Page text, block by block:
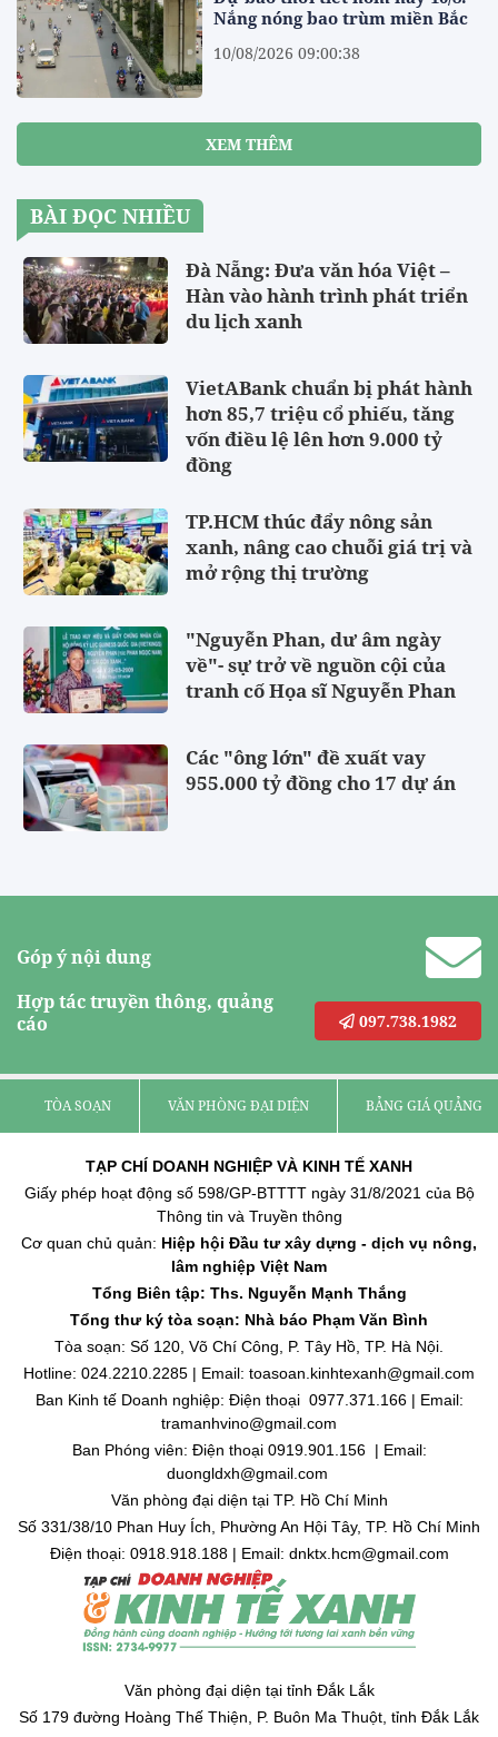
Nắng nóng bao trùm miền Bắc
10/08/2026 09:00:38
XEM THÊM
BÀI ĐỌC NHIỀU
Đà Nẵng: Đưa văn hóa Việt –
Hàn vào hành trình phát triển
du lịch xanh
VietABank chuẩn bị phát hành
hơn 85,7 triệu cổ phiếu, tăng
vốn điều lệ lên hơn 9.000 tỷ
đồng
TP.HCM thúc đẩy nông sản
xanh, nâng cao chuỗi giá trị và
mở rộng thị trường
"Nguyễn Phan, dư âm ngày
về"- sự trở về nguồn cội của
tranh cố Họa sĩ Nguyễn Phan
Các "ông lớn" đề xuất vay
955.000 tỷ đồng cho 17 dự án
Góp ý nội dung
Hợp tác truyền thông, quảng
cáo
097.738.1982
TÒA SOẠN VĂN PHÒNG ĐẠI DIỆN BẢNG GIÁ QUẢNG
TẠP CHÍ DOANH NGHIỆP VÀ KINH TẾ XANH
Giấy phép hoạt động số 598/GP-BTTTT ngày 31/8/2021 của Bộ
Thông tin và Truyền thông
Cơ quan chủ quản: Hiệp hội Đầu tư xây dựng - dịch vụ nông,
lâm nghiệp Việt Nam
Tổng Biên tập: Ths. Nguyễn Mạnh Thắng
Tổng thư ký tòa soạn: Nhà báo Phạm Văn Bình
Tòa soạn: Số 120, Võ Chí Công, P. Tây Hồ, TP. Hà Nội.
Hotline: 024.2210.2285 | Email: toasoan.kinhtexanh@gmail.com
Ban Kinh tế Doanh nghiệp: Điện thoại 0977.371.166 | Email:
tramanhvino@gmail.com
Ban Phóng viên: Điện thoại 0919.901.156 | Email:
duongldxh@gmail.com
Văn phòng đại diện tại TP. Hồ Chí Minh
Số 331/38/10 Phan Huy Ích, Phường An Hội Tây, TP. Hồ Chí Minh
Điện thoại: 0918.918.188 | Email: dnktx.hcm@gmail.com
Văn phòng đại diện tại tỉnh Đắk Lắk
Số 179 đường Hoàng Thế Thiện, P. Buôn Ma Thuột, tỉnh Đắk Lắk